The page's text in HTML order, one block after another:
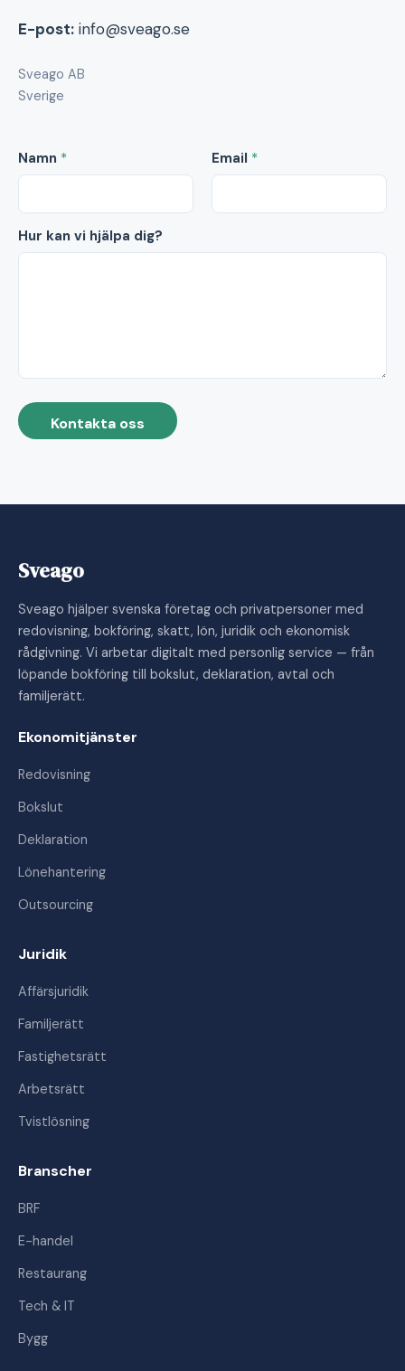
E-post: info@sveago.se
Sveago AB
Sverige
Namn * Email *
Hur kan vi hjälpa dig?
Kontakta oss
Sveago
Sveago hjälper svenska företag och privatpersoner med
redovisning, bokföring, skatt, lön, juridik och ekonomisk
rådgivning. Vi arbetar digitalt med personlig service — från
löpande bokföring till bokslut, deklaration, avtal och
familjerätt.
Ekonomitjänster
Redovisning
Bokslut
Deklaration
Lönehantering
Outsourcing
Juridik
Affärsjuridik
Familjerätt
Fastighetsrätt
Arbetsrätt
Tvistlösning
Branscher
BRF
E-handel
Restaurang
Tech & IT
Bygg